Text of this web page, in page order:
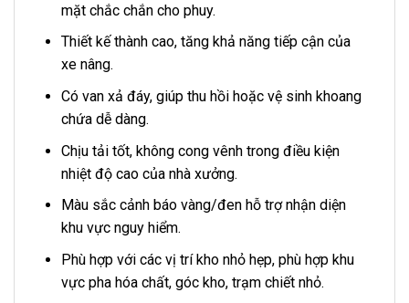
mặt chắc chắn cho phuy.
Thiết kế thành cao, tăng khả năng tiếp cận của
xe nâng.
Có van xả đáy, giúp thu hồi hoặc vệ sinh khoang
chứa dễ dàng.
Chịu tải tốt, không cong vênh trong điều kiện
nhiệt độ cao của nhà xưởng.
Màu sắc cảnh báo vàng/đen hỗ trợ nhận diện
khu vực nguy hiểm.
Phù hợp với các vị trí kho nhỏ hẹp, phù hợp khu
vực pha hóa chất, góc kho, trạm chiết nhỏ.